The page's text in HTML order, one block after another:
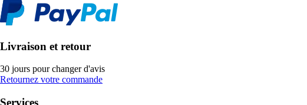
Livraison et retour
30 jours pour changer d'avis
Retournez votre commande
Services